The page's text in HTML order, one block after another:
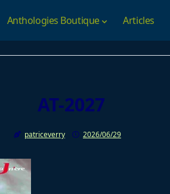
Anthologies Boutique Articles
AT-2027
patriceverry 2026/06/29